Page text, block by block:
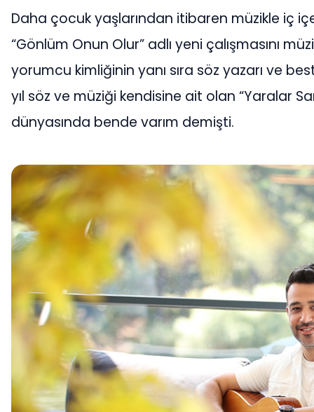
Daha çocuk yaşlarından itibaren müzikle iç
“Gönlüm Onun Olur” adlı yeni çalışmasını
yorumcu kimliğinin yanı sıra söz yazarı ve
yıl söz ve müziği kendisine ait olan “Yaralar
dünyasında bende varım demişti.